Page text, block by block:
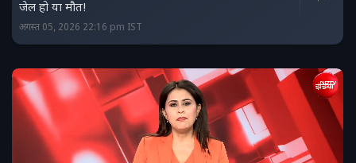
जेल हो या मौत!
अगस्त 05, 2026 22:16 pm IST